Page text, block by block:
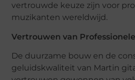
vertrouwde keuze zijn voor
muzikanten wereldwijd.
Vertrouwen van
De duurzame bouw en de
geluidskwaliteit van Martin